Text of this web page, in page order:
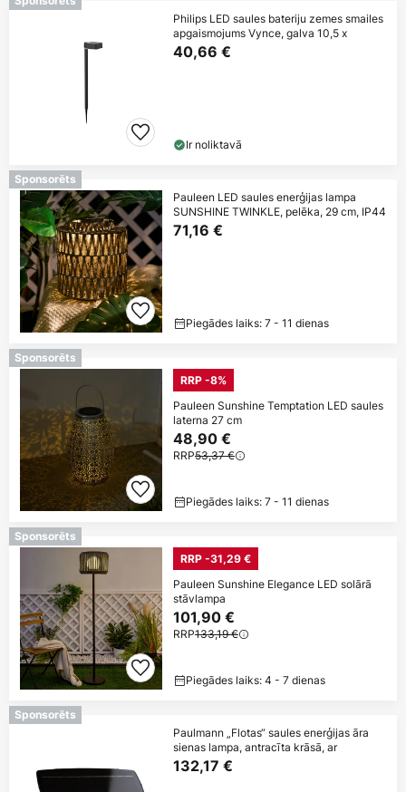
Philips LED saules bateriju zemes smailes
apgaismojums Vynce, galva 10,5 x
40,66 €
Ir noliktavā
Sponsorēts
Pauleen LED saules enerģijas lampa
SUNSHINE TWINKLE, pelēka, 29 cm, IP44
71,16 €
Piegādes laiks: 7 - 11 dienas
Sponsorēts
RRP -8%
Pauleen Sunshine Temptation LED saules
laterna 27 cm
48,90 €
RRP53,37 €
Piegādes laiks: 7 - 11 dienas
Sponsorēts
RRP -31,29 €
Pauleen Sunshine Elegance LED solārā
stāvlampa
101,90 €
RRP133,19 €
Piegādes laiks: 4 - 7 dienas
Sponsorēts
Paulmann „Flotas“ saules enerģijas āra
sienas lampa, antracīta krāsā, ar
132,17 €